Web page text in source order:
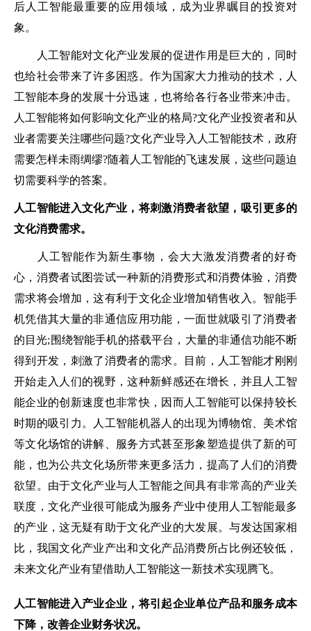
后人工智能最重要的应用领域，成为业界瞩目的投资对
象。
人工智能对文化产业发展的促进作用是巨大的，同时
也给社会带来了许多困惑。作为国家大力推动的技术，人
工智能本身的发展十分迅速，也将给各行各业带来冲击。
人工智能将如何影响文化产业的格局?文化产业投资者和从
业者需要关注哪些问题?文化产业导入人工智能技术，政府
需要怎样未雨绸缪?随着人工智能的飞速发展，这些问题迫
切需要科学的答案。
人工智能进入文化产业，将刺激消费者欲望，吸引更多的
文化消费需求。
人工智能作为新生事物，会大大激发消费者的好奇
心，消费者试图尝试一种新的消费形式和消费体验，消费
需求将会增加，这有利于文化企业增加销售收入。智能手
机凭借其大量的非通信应用功能，一面世就吸引了消费者
的目光;围绕智能手机的搭载平台，大量的非通信功能不断
得到开发，刺激了消费者的需求。目前，人工智能才刚刚
开始走入人们的视野，这种新鲜感还在增长，并且人工智
能企业的创新速度也非常快，因而人工智能可以保持较长
时期的吸引力。人工智能机器人的出现为博物馆、美术馆
等文化场馆的讲解、服务方式甚至形象塑造提供了新的可
能，也为公共文化场所带来更多活力，提高了人们的消费
欲望。由于文化产业与人工智能之间具有非常高的产业关
联度，文化产业很可能成为服务产业中使用人工智能最多
的产业，这无疑有助于文化产业的大发展。与发达国家相
比，我国文化产业产出和文化产品消费所占比例还较低，
未来文化产业有望借助人工智能这一新技术实现腾飞。
人工智能进入产业企业，将引起企业单位产品和服务成本
下降，改善企业财务状况。